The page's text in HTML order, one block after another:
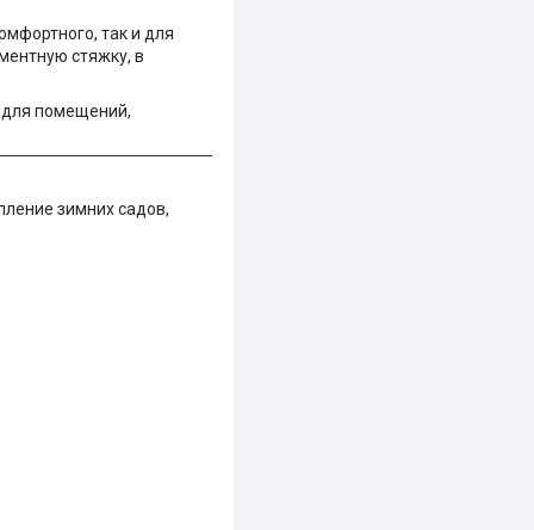
так и для
стяжку, в
для помещений,
зимних садов,